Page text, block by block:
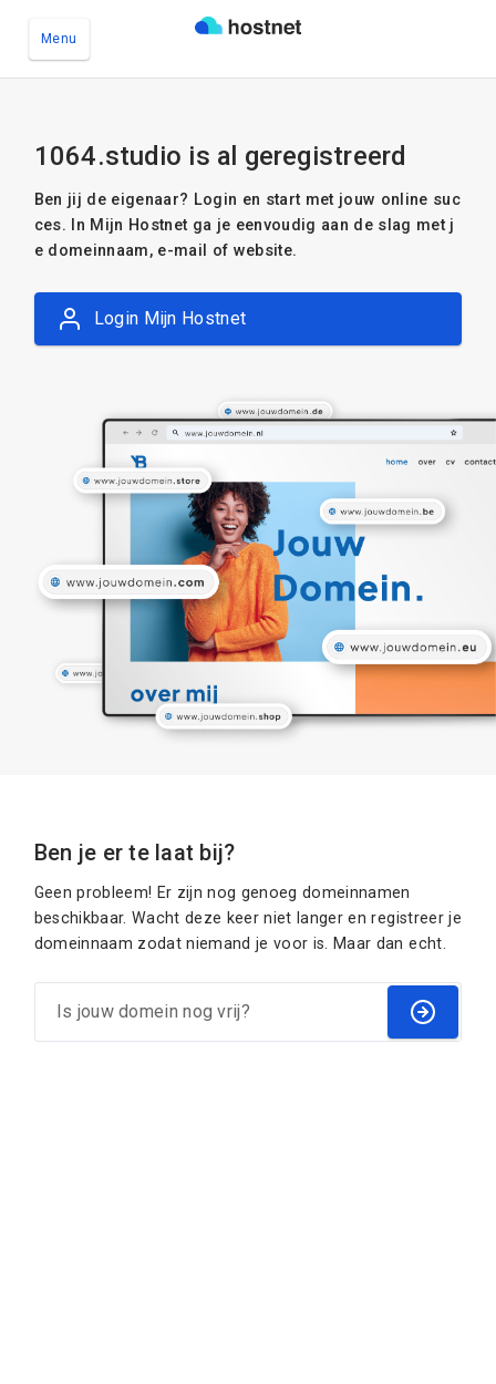
Menu
1064.studio is al geregistreerd
Ben jij de eigenaar? Login en start met jouw online suc
ces. In Mijn Hostnet ga je eenvoudig aan de slag met j
e domeinnaam, e-mail of website.
Login Mijn Hostnet
Ben je er te laat bij?
Geen probleem! Er zijn nog genoeg domeinnamen
beschikbaar. Wacht deze keer niet langer en registreer je
domeinnaam zodat niemand je voor is. Maar dan echt.